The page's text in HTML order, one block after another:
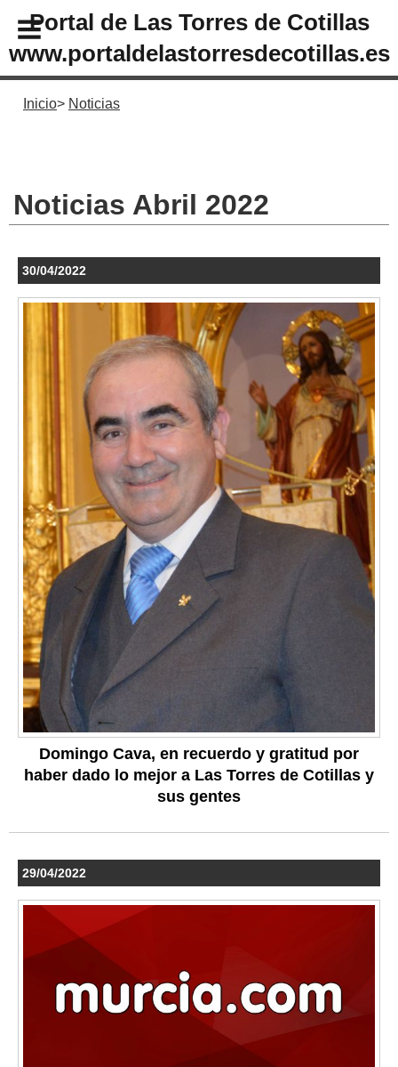
Portal de Las Torres de Cotillas
www.portaldelastorresdecotillas.es
Inicio Noticias
Noticias Abril 2022
30/04/2022
Domingo Cava, en recuerdo y gratitud por
haber dado lo mejor a Las Torres de Cotillas y
sus gentes
29/04/2022